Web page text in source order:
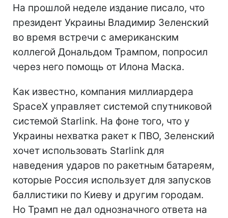
На прошлой неделе издание писало, что
президент Украины Владимир Зеленский
во время встречи с американским
коллегой Дональдом Трампом, попросил
через него помощь от Илона Маска.
Как известно, компания миллиардера
SpaceX управляет системой спутниковой
системой Starlink. На фоне того, что у
Украины нехватка ракет к ПВО, Зеленский
хочет использовать Starlink для
наведения ударов по ракетным батареям,
которые Россия использует для запусков
баллистики по Киеву и другим городам.
Но Трамп не дал однозначного ответа на